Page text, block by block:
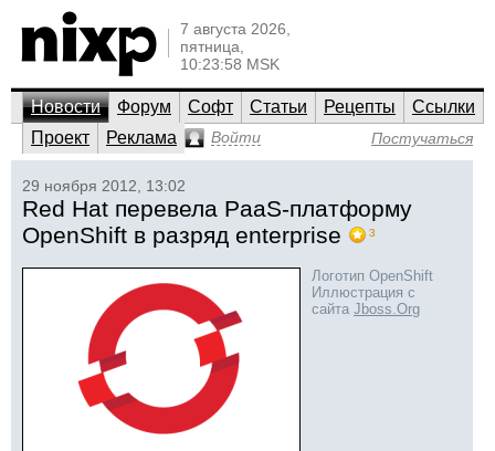
7 августа 2026,
пятница,
10:23:58 MSK
Новости Форум Софт Статьи Рецепты
Ссылки
Проект
Реклама Войти Постучаться
29 ноября 2012, 13:02
Red Hat перевела PaaS-платформу
OpenShift в разряд enterprise
3
Логотип OpenShift
Иллюстрация с
сайта Jboss.Org